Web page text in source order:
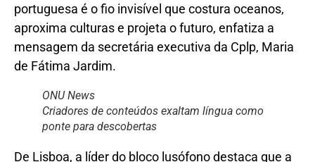
portuguesa é o fio invisível que costura oceanos,
aproxima culturas e projeta o futuro, enfatiza a
mensagem da secretária executiva da Cplp, Maria
de Fátima Jardim.
ONU News
Criadores de conteúdos exaltam língua como
ponte para descobertas
De Lisboa, a líder do bloco lusófono destaca que a